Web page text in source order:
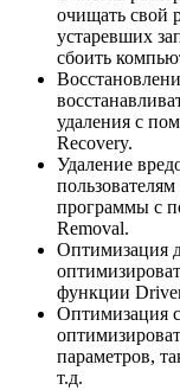
очищать свой
устаревших
сбоить
удаления с
Recovery.
Удаление
программы с
Removal.
Оптимизация
функции
Оптимизация
параметров,
т.д.